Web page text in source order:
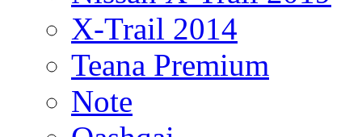
X-Trail 2014
Teana Premium
Note